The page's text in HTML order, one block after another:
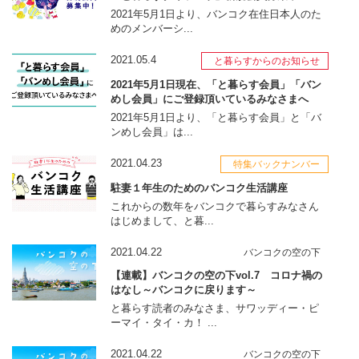
2021年5月1日より、バンコク在住日本人のた
めのメンバーシ...
2021.05.4 と暮らすからのお知らせ
2021年5月1日現在、「と暮らす会員」「バン
めし会員」にご登録頂いているみなさまへ
2021年5月1日より、「と暮らす会員」と「バ
ンめし会員」は...
2021.04.23 特集バックナンバー
駐妻１年生のためのバンコク生活講座
これからの数年をバンコクで暮らすみなさん
はじめまして、と暮...
2021.04.22 バンコクの空の下
【連載】バンコクの空の下vol.7 コロナ禍の
はなし～バンコクに戻ります～
と暮らす読者のみなさま、サワッディー・ピ
ーマイ・タイ・カ！ ...
2021.04.22 バンコクの空の下